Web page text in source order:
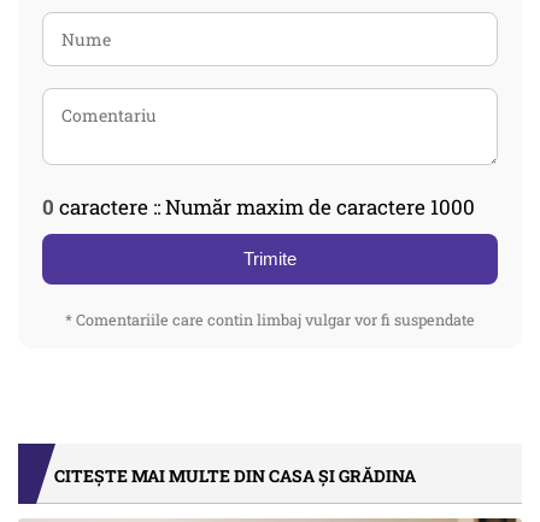
0 caractere :: Număr maxim de caractere 1000
Trimite
* Comentariile care contin limbaj vulgar vor fi suspendate
CITEȘTE MAI MULTE DIN CASA ȘI GRĂDINA